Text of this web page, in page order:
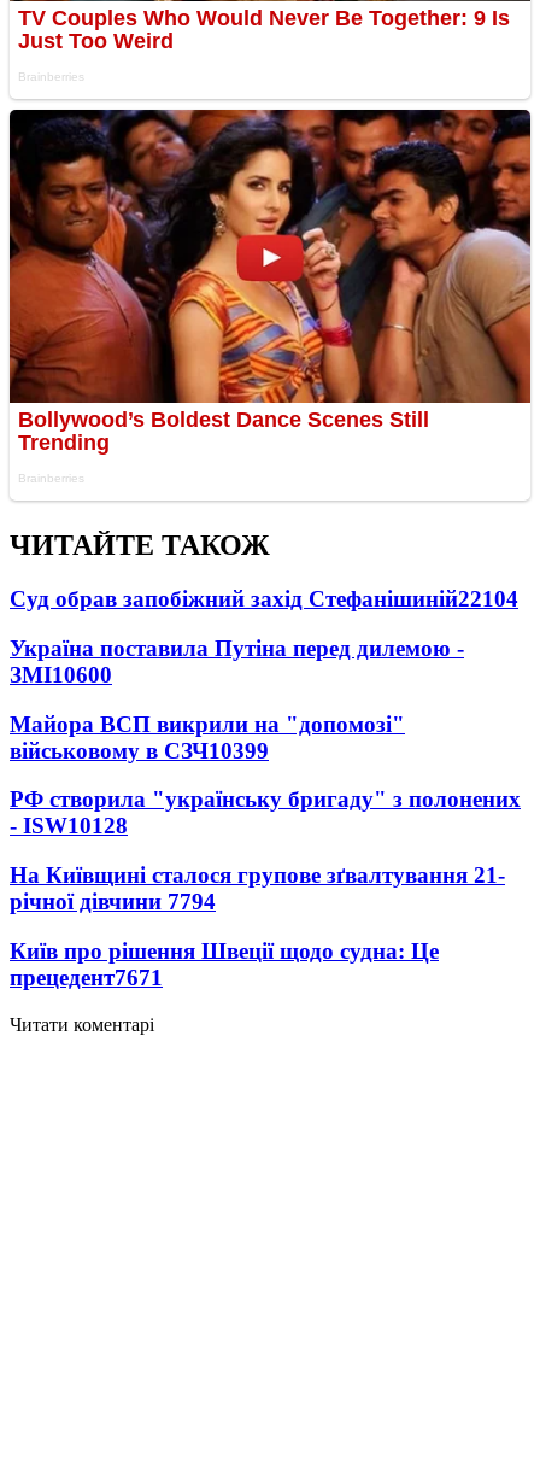
ЧИТАЙТЕ ТАКОЖ
Суд обрав запобіжний захід Стефанішиній22104
Україна поставила Путіна перед дилемою -
ЗМІ10600
Майора ВСП викрили на "допомозі"
військовому в СЗЧ10399
РФ створила "українську бригаду" з полонених
- ISW10128
На Київщині сталося групове зґвалтування 21-
річної дівчини 7794
Київ про рішення Швеції щодо судна: Це
прецедент7671
Читати коментарі